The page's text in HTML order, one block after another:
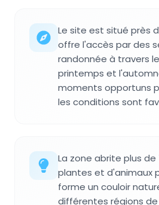
Le site est situé près
offre l'accès par des
randonnée à travers
printemps et
moments opportuns
les conditions sont
La zone abrite plus
plantes et d'animaux
forme un couloir
différentes régions